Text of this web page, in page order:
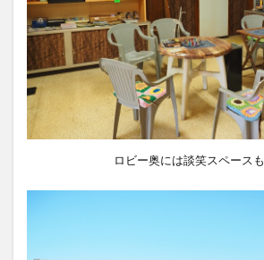
ロビー奥には談笑スペース